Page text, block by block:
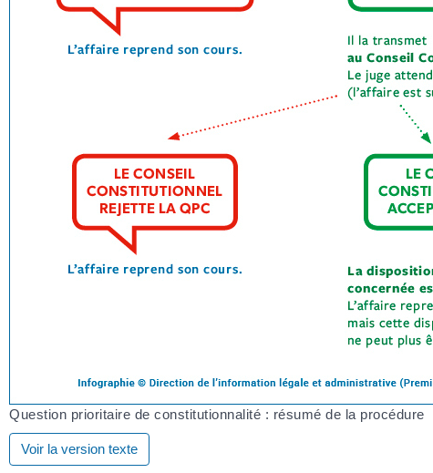
Question prioritaire de constitutionnalité : résumé de la procédure
Voir la version texte